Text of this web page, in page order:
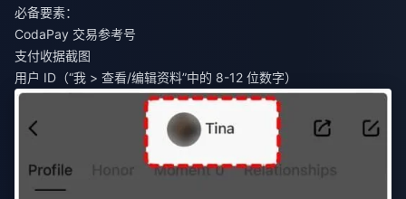
必备要素：
CodaPay 交易参考号
支付收据截图
用户 ID（“我 > 查看/编辑资料”中的 8-12 位数字）